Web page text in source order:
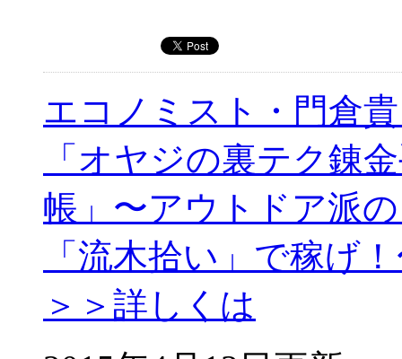
エコノミスト・門倉
「オヤジの裏テク錬
帳」〜アウトドア派
「流木拾い」で稼げ
＞＞詳しくは